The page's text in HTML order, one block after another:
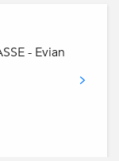
- Evian